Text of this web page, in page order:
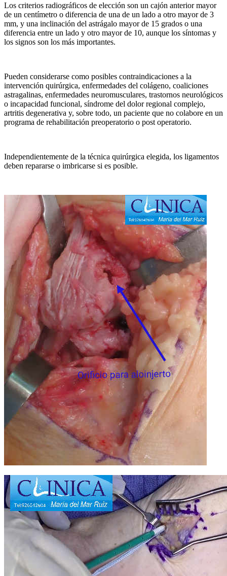
Los criterios radiográficos de elección son un cajón anterior mayor
de un centímetro o diferencia de una de un lado a otro mayor de 3
mm, y una inclinación del astrágalo mayor de 15 grados o una
diferencia entre un lado y otro mayor de 10, aunque los síntomas y
los signos son los más importantes.
Pueden considerarse como posibles contraindicaciones a la
intervención quirúrgica, enfermedades del colágeno, coaliciones
astragalinas, enfermedades neuromusculares, trastornos neurológicos
o incapacidad funcional, síndrome del dolor regional complejo,
artritis degenerativa y, sobre todo, un paciente que no colabore en un
programa de rehabilitación preoperatorio o post operatorio.
Independientemente de la técnica quirúrgica elegida, los ligamentos
deben repararse o imbricarse si es posible.